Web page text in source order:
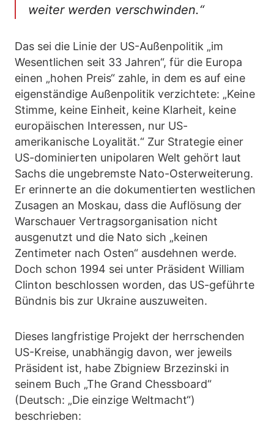
weiter werden verschwinden.“
Das sei die Linie der US-Außenpolitik „im
Wesentlichen seit 33 Jahren“, für die Europa
einen „hohen Preis“ zahle, in dem es auf eine
eigenständige Außenpolitik verzichtete: „Keine
Stimme, keine Einheit, keine Klarheit, keine
europäischen Interessen, nur US-
amerikanische Loyalität.“ Zur Strategie einer
US-dominierten unipolaren Welt gehört laut
Sachs die ungebremste Nato-Osterweiterung.
Er erinnerte an die dokumentierten westlichen
Zusagen an Moskau, dass die Auflösung der
Warschauer Vertragsorganisation nicht
ausgenutzt und die Nato sich „keinen
Zentimeter nach Osten“ ausdehnen werde.
Doch schon 1994 sei unter Präsident William
Clinton beschlossen worden, das US-geführte
Bündnis bis zur Ukraine auszuweiten.
Dieses langfristige Projekt der herrschenden
US-Kreise, unabhängig davon, wer jeweils
Präsident ist, habe Zbigniew Brzezinski in
seinem Buch „The Grand Chessboard“
(Deutsch: „Die einzige Weltmacht“)
beschrieben: